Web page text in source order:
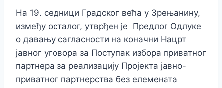
На 19. седници Градског већа у Зрењанину,
између осталог, утврђен је Предлог Одлуке
о давању сагласности на коначни Нацрт
јавног уговора за Поступак избора приватног
партнера за реализацију Пројекта јавно-
приватног партнерства без елемената